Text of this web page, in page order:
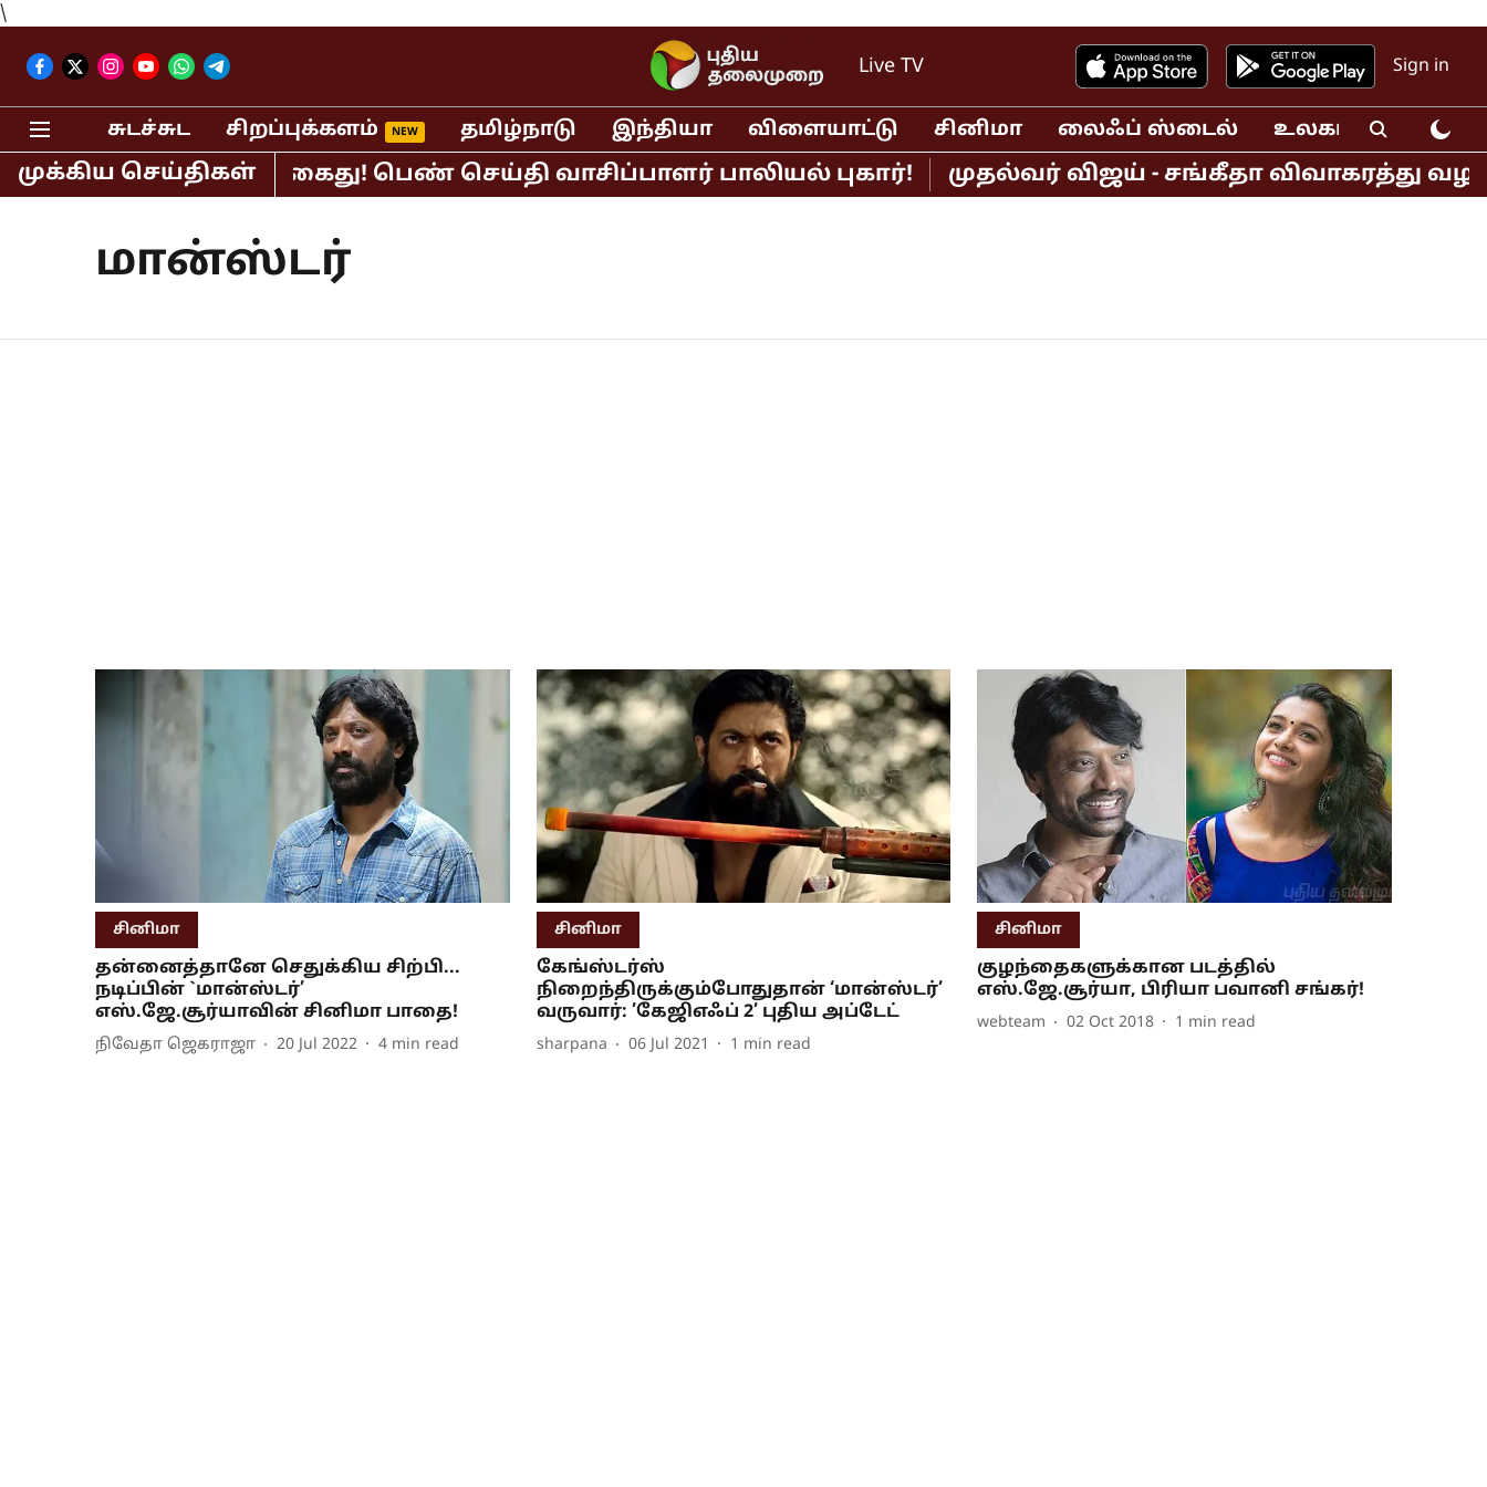
\
Live TV Sign in
சுடச்சுட சிறப்புக்களம் தமிழ்நாடு இந்தியா விளையாட்டு சினிமா லைஃப் ஸ்டைல் உலகம்
முக்கிய செய்திகள்
பி.ஆர்.சுந்தர் கைது! பெண் செய்தி வாசிப்பாளர் பாலியல் புகார்! முதல்வர் விஜய் - சங்கீதா விவாகரத்து
மான்ஸ்டர்
சினிமா
தன்னைத்தானே செதுக்கிய சிற்பி...
நடிப்பின் `மான்ஸ்டர்’
எஸ்.ஜே.சூர்யாவின் சினிமா பாதை!
நிவேதா ஜெகராஜா 20 Jul 2022 4 min read
சினிமா
கேங்ஸ்டர்ஸ்
நிறைந்திருக்கும்போதுதான் ‘மான்ஸ்டர்’
வருவார்: ’கேஜிஎஃப் 2’ புதிய அப்டேட்
sharpana 06 Jul 2021 1 min read
சினிமா
குழந்தைகளுக்கான படத்தில்
எஸ்.ஜே.சூர்யா, பிரியா பவானி சங்கர்!
webteam 02 Oct 2018 1 min read